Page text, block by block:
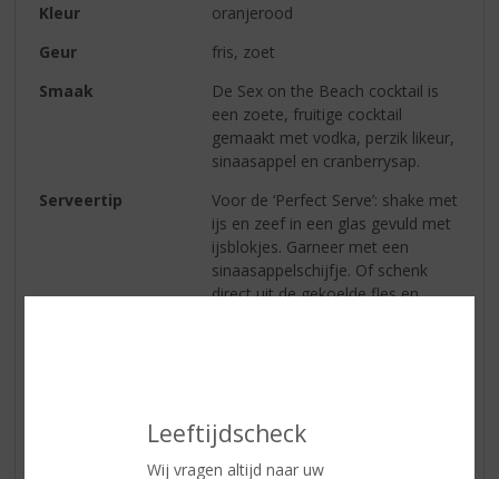
Leeftijdscheck
Wij vragen altijd naar uw
Kleur
oranjerood
Geur
fris, zoet
Smaak
De Sex on the Beach cocktail is
een zoete, fruitige cocktail
gemaakt met vodka, perzik likeur,
sinaasappel en cranberrysap.
Serveertip
Voor de ‘Perfect Serve’: shake met
ijs en zeef in een glas gevuld met
ijsblokjes. Garneer met een
sinaasappelschijfje. Of schenk
direct uit de gekoelde fles en